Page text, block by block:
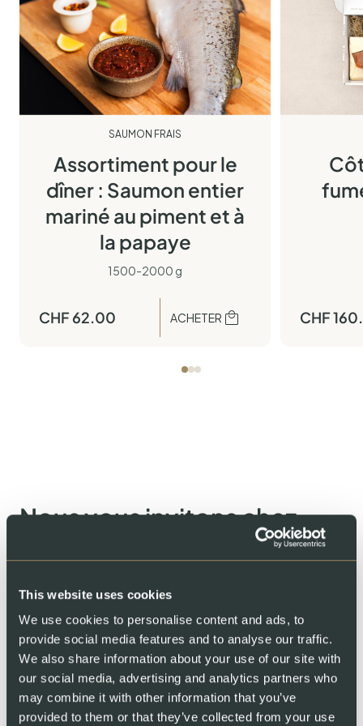
This website uses cookies
We use cookies to personalise content and ads, to
provide social media features and to analyse our traffic.
We also share information about your use of our site with
our social media, advertising and analytics partners who
may combine it with other information that you’ve
provided to them or that they’ve collected from your use
SAUMON FRAIS
Assortiment pour le
dîner : Saumon entier
mariné au piment et à
la papaye
1500-2000 g
CHF 62.00 ACHETER CHF
Nous vous invitons chez
élevé en Suisse ? Découvrez notre ferme dans les Alpes et
évoluer dans une eau pure, recyclée, et rencontrez les équipes
qui en prennent soin chaque jour. Chez nous, la transparence
n’est pas qu’une promesse : c’est une porte ouverte.